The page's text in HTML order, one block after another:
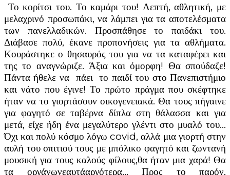
Το κορίτσι του. Το καμάρι του! Λεπτή, αθλητική, με
μελαχρινό προσωπάκι, να λάμπει για τα αποτελέσματα
των πανελλαδικών. Προσπάθησε το παιδάκι του.
Διάβασε πολύ, έκανε προπονήσεις για τα αθλήματα.
Κουράστηκε ο θησαυρός του για να τα καταφέρει και
της το αναγνώριζε. Άξια και όμορφη! Θα σπούδαζε!
Πάντα ήθελε να πάει το παιδί του στο Πανεπιστήμιο
και νάτο που έγινε! Το πρώτο πράγμα που σκέφτηκε
ήταν να το γιορτάσουν οικογενειακά. Θα τους πήγαινε
για φαγητό σε ταβέρνα δίπλα στη θάλασσα και για
μετά, είχε ήδη ένα μεγαλύτερο γλέντι στο μυαλό του…
Όχι και πολύ κόσμο λόγω covid, αλλά μια γιορτή στην
αυλή του σπιτιού τους με μπόλικο φαγητό και ζωντανή
μουσική για τους καλούς φίλους,θα ήταν μια χαρά! Θα
τα οργάνωνεαυτάαργότερα… Προς το παρόν,